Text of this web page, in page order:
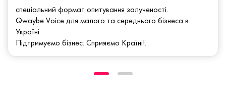
спеціальний формат опитування залученості.
Qwaybe Voice для малого та середнього бізнеса в
Україні.
Підтримуємо бізнес. Сприяємо Країні!.